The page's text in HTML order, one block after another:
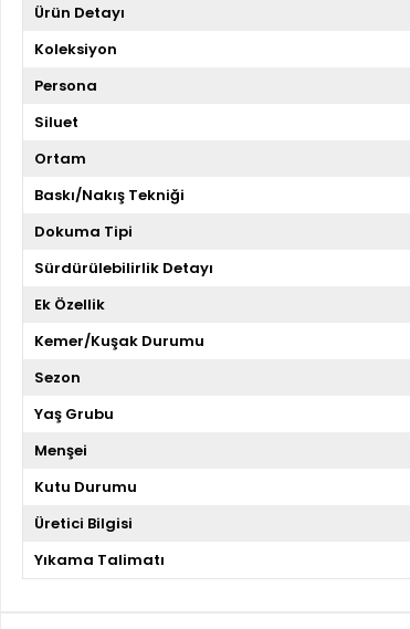
Ürün Detayı
Koleksiyon
Persona
Siluet
Ortam
Baskı/Nakış Tekniği
Dokuma Tipi
Sürdürülebilirlik Detayı
Ek Özellik
Kemer/Kuşak Durumu
Sezon
Yaş Grubu
Menşei
Kutu Durumu
Üretici Bilgisi
Yıkama Talimatı